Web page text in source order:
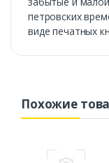
петровских
виде печатных
Похожие